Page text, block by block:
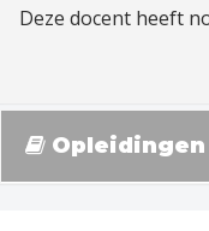
Deze docent heeft